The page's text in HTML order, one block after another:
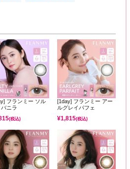
フランミー ソル
ニラ
(税込)
[1day] フランミー アー
ルグレイパフェ
¥1,815(税込)